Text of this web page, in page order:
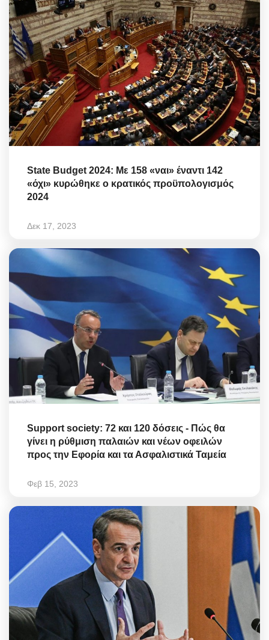
State Budget 2024: Με 158 «ναι» έναντι 142
«όχι» κυρώθηκε ο κρατικός προϋπολογισμός
2024
Δεκ 17, 2023
Support society: 72 και 120 δόσεις - Πώς θα
γίνει η ρύθμιση παλαιών και νέων οφειλών
προς την Εφορία και τα Ασφαλιστικά Ταμεία
Φεβ 15, 2023